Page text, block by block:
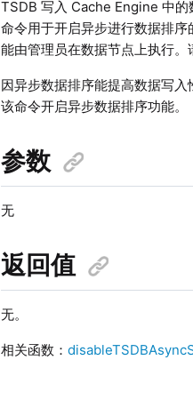
TSDB 写入 Cache Engine 中
命令用于开启异步进行数据排
能由管理员在数据节点上执行
因异步数据排序能提高数据写
该命令开启异步数据排序功能。
参数
无
返回值
无。
相关函数：